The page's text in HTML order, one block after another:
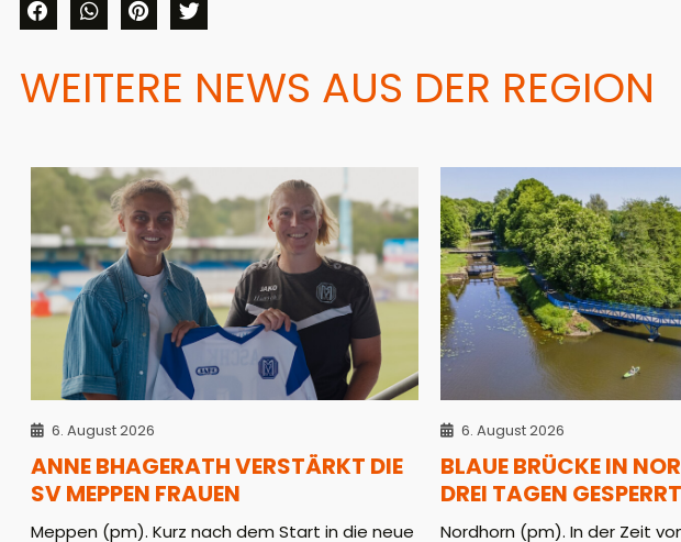
WEITERE NEWS AUS DER REGION
6. August 2026
ANNE BHAGERATH VERSTÄRKT DIE
SV MEPPEN FRAUEN
Meppen (pm). Kurz nach dem Start in die neue
6. August 2026
BLAUE BRÜCKE IN
DREI TAGEN GESPERRT
Nordhorn (pm). In der Zeit